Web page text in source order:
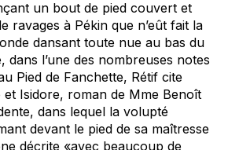
un bout de pied couvert et
ravages à Pékin que n’eût fait la
dansant toute nue au bas du
dans l’une des nombreuses notes
Pied de Fanchette, Rétif cite
et Isidore, roman de Mme Benoît
dans lequel la volupté
devant le pied de sa maîtresse
décrite «avec beaucoup de